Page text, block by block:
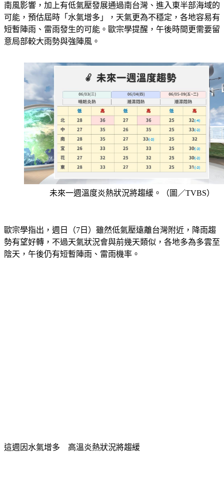
南風影響，加上有低氣壓發展通過南台灣、進入東半部海域的
可能，預估屆時「水氣增多」，天氣更為不穩定，各地容易有
短暫陣雨、雷雨發生的可能。歐宗學提醒，午後時間更需要留
意局部較大雨勢與強陣風。
未來一週溫度炎熱狀況將趨緩。（圖／TVBS）
歐宗學指出，週日（7日）雖然低氣壓遠離台灣附近，降雨趨
勢有望好轉，不過天氣狀況會與前幾天類似，各地多為多雲至
陰天，午後仍有短暫陣雨、雷雨機率。
這週因水氣增多　高溫炎熱狀況將趨緩